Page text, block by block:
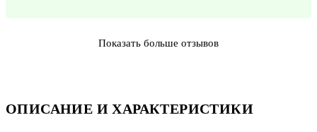
ОПИСАНИЕ И ХАРАКТЕРИСТИКИ
Показать больше отзывов